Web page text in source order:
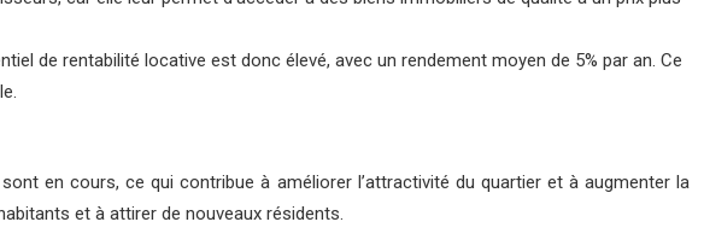
de rentabilité locative est donc élevé, avec un rendement moyen de 5% par an. Ce
en cours, ce qui contribue à améliorer l’attractivité du quartier et à augmenter la
et à attirer de nouveaux résidents.